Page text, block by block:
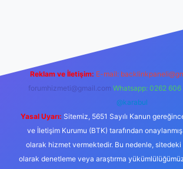
Reklam ve İletişim: E-mail:
forumhizmeti@gmail.com Whatsapp: 0262 606
@karabul
Yasal Uyarı: Sitemiz, 5651 Sayılı Kanun
ve İletişim Kurumu (BTK) tarafından onaylanmış
olarak hizmet vermektedir. Bu nedenle,
olarak denetleme veya araştırma